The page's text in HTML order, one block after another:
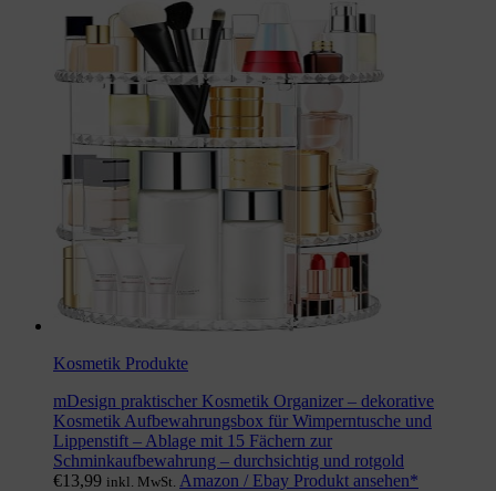
Kosmetik Produkte
mDesign praktischer Kosmetik Organizer – dekorative
Kosmetik Aufbewahrungsbox für Wimperntusche und
Lippenstift – Ablage mit 15 Fächern zur
Schminkaufbewahrung – durchsichtig und rotgold
€13,99 inkl. MwSt. Amazon / Ebay Produkt ansehen*